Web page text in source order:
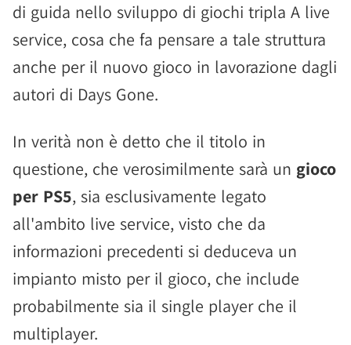
di guida nello sviluppo di giochi tripla A live
service, cosa che fa pensare a tale struttura
anche per il nuovo gioco in lavorazione dagli
autori di Days Gone.
In verità non è detto che il titolo in
questione, che verosimilmente sarà un gioco
per PS5, sia esclusivamente legato
all'ambito live service, visto che da
informazioni precedenti si deduceva un
impianto misto per il gioco, che include
probabilmente sia il single player che il
multiplayer.